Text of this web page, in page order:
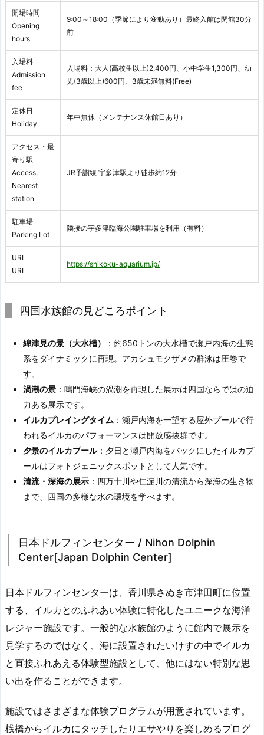
開場時間
Opening
hours
9:00～18:00（季節により変動あり）最終入館は閉館30分
前
入場料
Admission
fee
入場料：大人(高校生以上)2,400円、小中学生1,300円、幼
児(3歳以上)600円、3歳未満無料(Free)
定休日
Holiday
年中無休（メンテナンス休館日あり）
アクセス・最
寄り駅
Access,
Nearest
station
JR予讃線 宇多津駅より徒歩約12分
駐車場
Parking Lot
隣接の宇多津臨海公園駐車場を利用（有料）
URL
URL
https://shikoku-aquarium.jp/
四国水族館の見どころポイント
綿津見の景（大水槽）
：約650トンの大水槽で瀬戸内海の生態
系をダイナミックに再現。アカシュモクザメの群泳は圧巻で
す。
渦潮の景 ：鳴門海峡の渦潮を再現した展示は四国ならではの迫
力ある展示です。
イルカプレイングタイム ：瀬戸内海を一望する屋外プールで行
われるイルカのパフォーマンスは開放感抜群です。
夕景のイルカプール：夕日と瀬戸内海をバックにしたイルカプ
ールはフォトジェニックスポットとして人気です。
清流・深海の展示 ：四万十川や仁淀川の清流から深海の生き物
まで、四国の多様な水の環境を学べます。
日本ドルフィンセンター / Nihon Dolphin
Center[Japan Dolphin Center]
日本ドルフィンセンターは、香川県さぬき市津田町に位置
する、イルカとのふれあい体験に特化したユニークな海洋
レジャー施設です。一般的な水族館のように館内で展示を
見学するのではなく、海に設置されたいけすの中でイルカ
と直接ふれあえる体験型施設として、他にはない特別な思
い出を作ることができます。
施設ではさまざまな体験プログラムが用意されています。
桟橋からイルカにタッチしたりエサやりを楽しめるプログ